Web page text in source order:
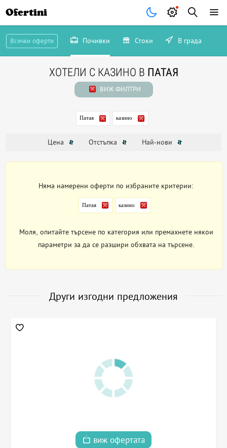
Ofertini
Всички оферти Почивки Стоки В града
ХОТЕЛИ С КАЗИНО В ПАТАЯ
ВИЖ ФИЛТРИ
Патая казино
Цена Отстъпка Най-нови
Няма намерени оферти по избраните критерии:
Патая казино
Моля, опитайте търсене по категория или премахнете някои
параметри за да се разшири обхвата на търсене.
Други изгодни предложения
виж офертата